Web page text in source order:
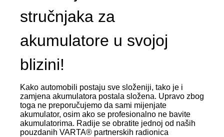
stručnjaka za
akumulatore u svojoj
blizini!
Kako automobili postaju sve složeniji, tako je i
zamjena akumulatora postala složena. Upravo zbog
toga ne preporučujemo da sami mijenjate
akumulator, osim ako se profesionalno ne bavite
akumulatorima. Radije se obratite jednoj od naših
pouzdanih VARTA® partnerskih radionica